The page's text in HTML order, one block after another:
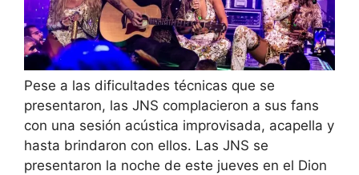
Pese a las dificultades técnicas que se
presentaron, las JNS complacieron a sus fans
con una sesión acústica improvisada, acapella y
hasta brindaron con ellos. Las JNS se
presentaron la noche de este jueves en el Dion